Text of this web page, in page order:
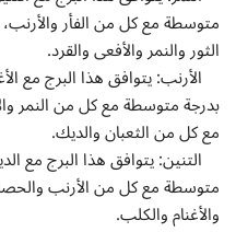
متوسطة مع كل من الفأر
الثور والنمر والأفعى والقرد.
الأرنب: يتوافق هذا البرج مع
بدرجة متوسطة مع كل من النمر
مع كل من الثعبان والديك.
التنين: يتوافق هذا البرج مع
متوسطة مع كل من الأرنب
والأغنام والكلب.